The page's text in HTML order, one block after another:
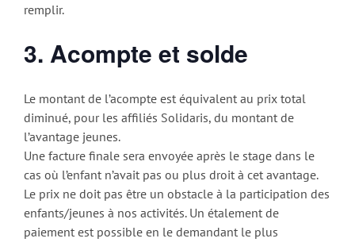
remplir.
3. Acompte et solde
Le montant de l’acompte est équivalent au prix total
diminué, pour les affiliés Solidaris, du montant de
l’avantage jeunes.
Une facture finale sera envoyée après le stage dans le
cas où l’enfant n’avait pas ou plus droit à cet avantage.
Le prix ne doit pas être un obstacle à la participation des
enfants/jeunes à nos activités. Un étalement de
paiement est possible en le demandant le plus